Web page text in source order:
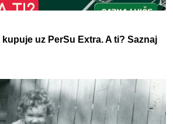
uz PerSu Extra. A ti? Saznaj